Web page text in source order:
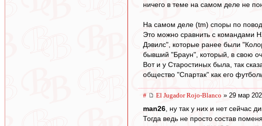
ничего в теме на самом деле не
На самом деле (tm) споры по
Это можно сравнить с командами
Дэвилс", которые ранее были
бывший "Браун", который, в свою
Вот и у Старостиных была, так
общество "Спартак" как его
# El Jugador Rojo-Blanco » 29 мар
man26 , ну так у них и нет сейчас
Тогда ведь не просто состав